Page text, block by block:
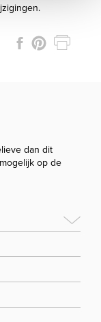
dan dit
op de